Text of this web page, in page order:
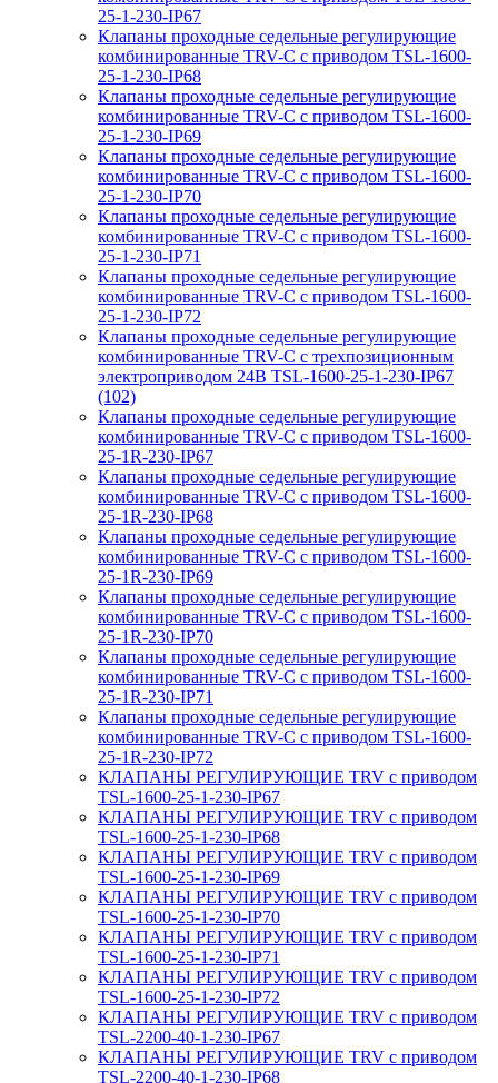
25-1-230-IP67
Клапаны проходные седельные регулирующие
комбинированные TRV-С с приводом TSL-1600-
25-1-230-IP68
Клапаны проходные седельные регулирующие
комбинированные TRV-С с приводом TSL-1600-
25-1-230-IP69
Клапаны проходные седельные регулирующие
комбинированные TRV-С с приводом TSL-1600-
25-1-230-IP70
Клапаны проходные седельные регулирующие
комбинированные TRV-С с приводом TSL-1600-
25-1-230-IP71
Клапаны проходные седельные регулирующие
комбинированные TRV-С с приводом TSL-1600-
25-1-230-IP72
Клапаны проходные седельные регулирующие
комбинированные TRV-С с трехпозиционным
электроприводом 24В TSL-1600-25-1-230-IP67
(102)
Клапаны проходные седельные регулирующие
комбинированные TRV-С с приводом TSL-1600-
25-1R-230-IP67
Клапаны проходные седельные регулирующие
комбинированные TRV-С с приводом TSL-1600-
25-1R-230-IP68
Клапаны проходные седельные регулирующие
комбинированные TRV-С с приводом TSL-1600-
25-1R-230-IP69
Клапаны проходные седельные регулирующие
комбинированные TRV-С с приводом TSL-1600-
25-1R-230-IP70
Клапаны проходные седельные регулирующие
комбинированные TRV-С с приводом TSL-1600-
25-1R-230-IP71
Клапаны проходные седельные регулирующие
комбинированные TRV-С с приводом TSL-1600-
25-1R-230-IP72
КЛАПАНЫ РЕГУЛИРУЮЩИЕ TRV с приводом
TSL-1600-25-1-230-IP67
КЛАПАНЫ РЕГУЛИРУЮЩИЕ TRV с приводом
TSL-1600-25-1-230-IP68
КЛАПАНЫ РЕГУЛИРУЮЩИЕ TRV с приводом
TSL-1600-25-1-230-IP69
КЛАПАНЫ РЕГУЛИРУЮЩИЕ TRV с приводом
TSL-1600-25-1-230-IP70
КЛАПАНЫ РЕГУЛИРУЮЩИЕ TRV с приводом
TSL-1600-25-1-230-IP71
КЛАПАНЫ РЕГУЛИРУЮЩИЕ TRV с приводом
TSL-1600-25-1-230-IP72
КЛАПАНЫ РЕГУЛИРУЮЩИЕ TRV с приводом
TSL-2200-40-1-230-IP67
КЛАПАНЫ РЕГУЛИРУЮЩИЕ TRV с приводом
TSL-2200-40-1-230-IP68